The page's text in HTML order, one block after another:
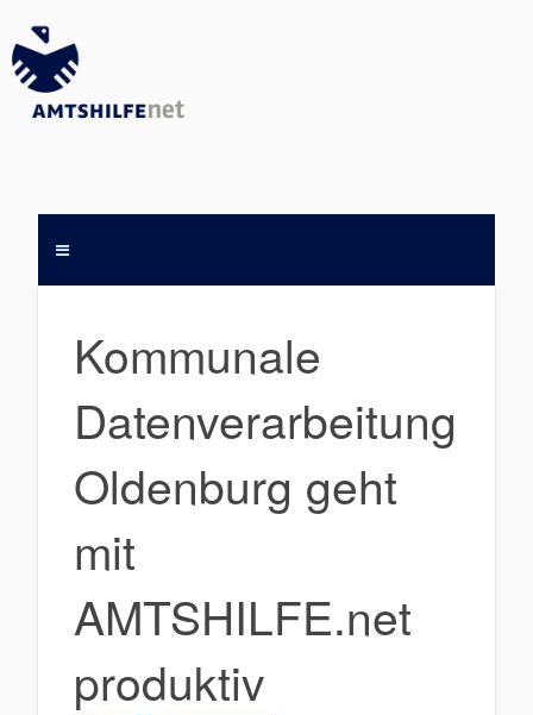
Kommunale
Datenverarbeitung
Oldenburg geht
mit
AMTSHILFE.net
produktiv